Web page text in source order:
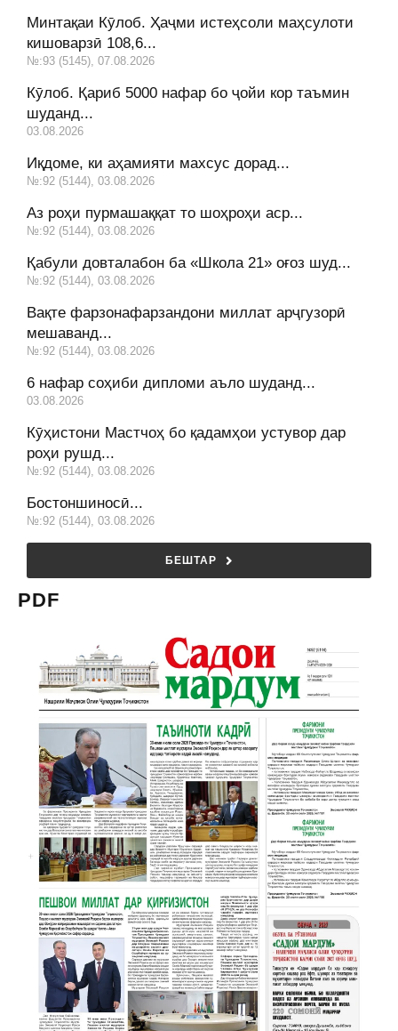
Минтақаи Кӯлоб. Ҳаҷми истеҳсоли маҳсулоти
кишоварзӣ 108,6...
№:93 (5145), 07.08.2026
Кӯлоб. Қариб 5000 нафар бо ҷойи кор таъмин
шуданд...
03.08.2026
Иқдоме, ки аҳамияти махсус дорад...
№:92 (5144), 03.08.2026
Аз роҳи пурмашаққат то шоҳроҳи аср...
№:92 (5144), 03.08.2026
Қабули довталабон ба «Школа 21» оғоз шуд...
№:92 (5144), 03.08.2026
Вақте фарзонафарзандони миллат арҷгузорӣ
мешаванд...
№:92 (5144), 03.08.2026
6 нафар соҳиби дипломи аъло шуданд...
03.08.2026
Кӯҳистони Мастчоҳ бо қадамҳои устувор дар
роҳи рушд...
№:92 (5144), 03.08.2026
Бостоншиносӣ...
№:92 (5144), 03.08.2026
БЕШТАР
PDF